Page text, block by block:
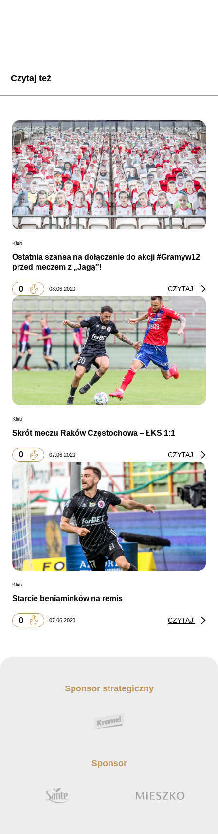
Czytaj też
Klub
Ostatnia szansa na dołączenie do akcji #Gramyw12
przed meczem z „Jagą”!
0 08.06.2020 CZYTAJ
Klub
Skrót meczu Raków Częstochowa – ŁKS 1:1
0 07.06.2020 CZYTAJ
Klub
Starcie beniaminków na remis
0 07.06.2020 CZYTAJ
Sponsor strategiczny
Sponsor